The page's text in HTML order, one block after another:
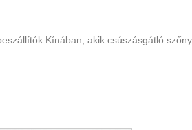
Kínában, akik csúszásgátló